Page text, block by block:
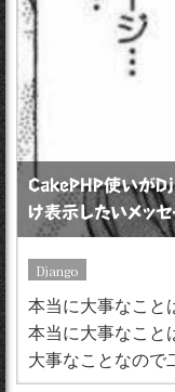
CakePHP使いが
け表示したいメッ
Django
本当に大事なこと
本当に大事なこと
大事なことなので